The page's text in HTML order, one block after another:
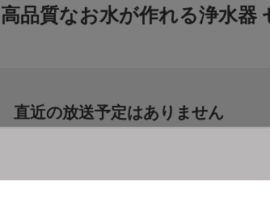
品質なお水が作れる浄水器
直近の放送予定はありません